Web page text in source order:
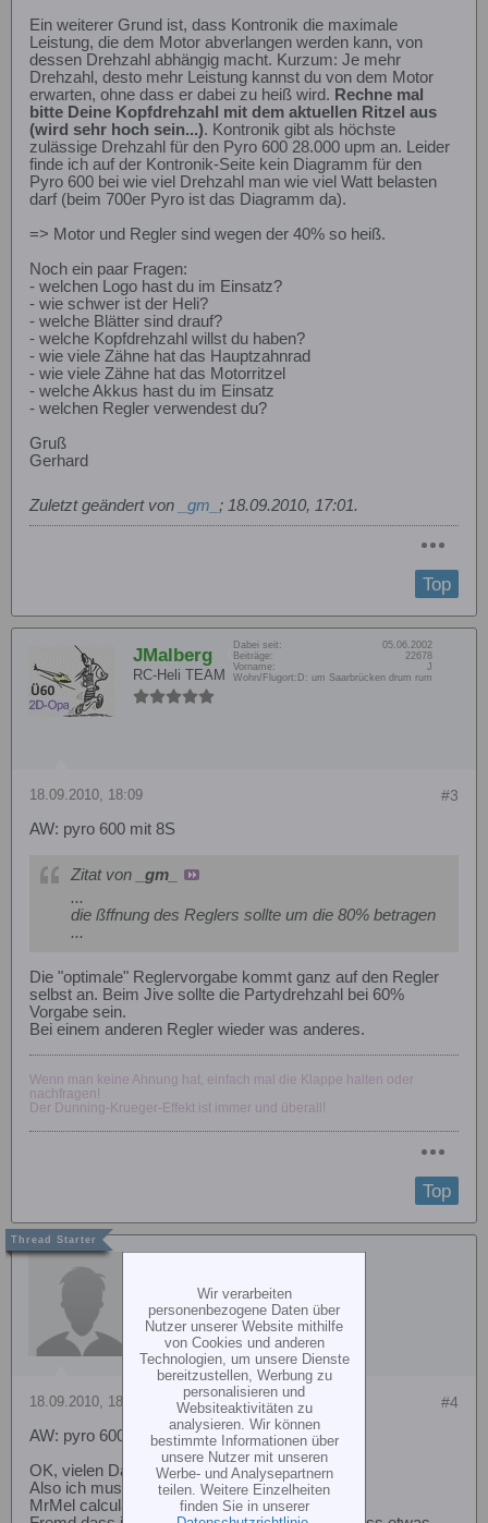
Ein weiterer Grund ist, dass Kontronik die maximale
Leistung, die dem Motor abverlangen werden kann, von
dessen Drehzahl abhängig macht. Kurzum: Je mehr
Drehzahl, desto mehr Leistung kannst du von dem Motor
erwarten, ohne dass er dabei zu heiß wird. Rechne mal
bitte Deine Kopfdrehzahl mit dem aktuellen Ritzel aus
(wird sehr hoch sein...). Kontronik gibt als höchste
zulässige Drehzahl für den Pyro 600 28.000 upm an. Leider
finde ich auf der Kontronik-Seite kein Diagramm für den
Pyro 600 bei wie viel Drehzahl man wie viel Watt belasten
darf (beim 700er Pyro ist das Diagramm da).
=> Motor und Regler sind wegen der 40% so heiß.
Noch ein paar Fragen:
- welchen Logo hast du im Einsatz?
- wie schwer ist der Heli?
- welche Blätter sind drauf?
- welche Kopfdrehzahl willst du haben?
- wie viele Zähne hat das Hauptzahnrad
- wie viele Zähne hat das Motorritzel
- welche Akkus hast du im Einsatz
- welchen Regler verwendest du?
Gruß
Gerhard
Zuletzt geändert von _gm_ ; 18.09.2010, 17:01.
Top
JMalberg
RC-Heli TEAM
Dabei seit:
05.06.2002
Beiträge:
22678
Vorname:
J
Wohn/Flugort: D: um Saarbrücken drum rum
#3
18.09.2010, 18:09
AW: pyro 600 mit 8S
Zitat von
_gm_
...
die ßffnung des Reglers sollte um die 80% betragen
...
Die "optimale" Reglervorgabe kommt ganz auf den Regler
selbst an. Beim Jive sollte die Partydrehzahl bei 60%
Vorgabe sein.
Bei einem anderen Regler wieder was anderes.
Wenn man keine Ahnung hat, einfach mal die Klappe halten oder
nachfragen!
Der Dunning-Krueger-Effekt ist immer und überall!
Top
#4
18.09.2010, 18:25
AW: pyro 600 mit 8S
OK, vielen Dank.
Also ich muss ein kleinere Ritzel montieren.
MrMel calculator gibt vielleicht dass richtige.
Wir verarbeiten
personenbezogene Daten über
Nutzer unserer Website mithilfe
von Cookies und anderen
Technologien, um unsere Dienste
bereitzustellen, Werbung zu
personalisieren und
Websiteaktivitäten zu
analysieren. Wir können
bestimmte Informationen über
unsere Nutzer mit unseren
Werbe- und Analysepartnern
teilen. Weitere Einzelheiten
finden Sie in unserer